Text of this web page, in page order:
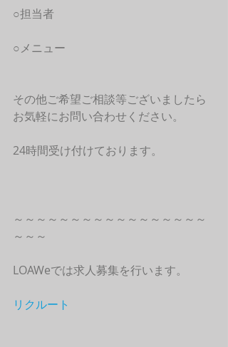
○担当者
○メニュー
その他ご希望ご相談等ございましたら
お気軽にお問い合わせください。
24時間受け付けております。
～～～～～～～～～～～～～～～～～
～～～
LOAWeでは求人募集を行います。
リクルート